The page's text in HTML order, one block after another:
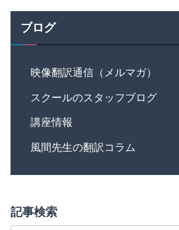
ブログ
映像翻訳通信（メルマガ）
スクールのスタッフブログ
講座情報
風間先生の翻訳コラム
記事検索